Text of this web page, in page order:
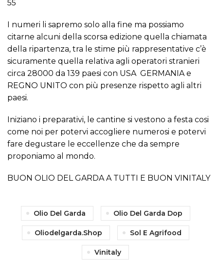
55
I numeri li sapremo solo alla fine ma possiamo
citarne alcuni della scorsa edizione quella chiamata
della ripartenza, tra le stime più rappresentative c’è
sicuramente quella relativa agli operatori stranieri
circa 28000 da 139 paesi con USA GERMANIA e
REGNO UNITO con più presenze rispetto agli altri
paesi.
Iniziano i preparativi, le cantine si vestono a festa cosi
come noi per potervi accogliere numerosi e potervi
fare degustare le eccellenze che da sempre
proponiamo al mondo.
BUON OLIO DEL GARDA A TUTTI E BUON VINITALY
Olio Del Garda Olio Del Garda Dop
Oliodelgarda.shop Sol E Agrifood
Vinitaly